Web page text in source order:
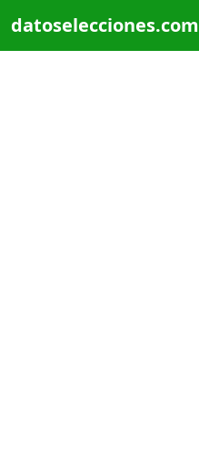
datoselecciones.com